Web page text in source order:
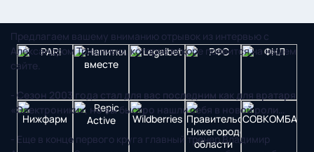
Предлагаем вашему вниманию отрывок из интервью с
Александром Тришиным, которое вскоре появится на нашем
сайте.
- Сезон 2003 года стал для вас последним как для вратаря
«Электроники», но вы быстро нашли себя в новой роли…
- Еще в конце первого круга главный тренер Владимир